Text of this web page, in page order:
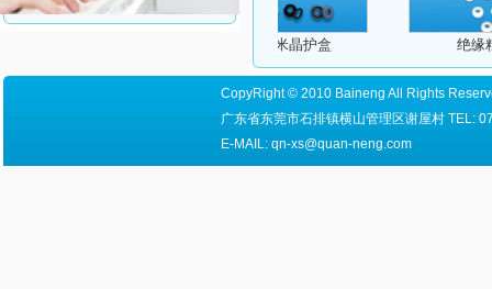
非纳米晶护盒 绝缘粒子
CopyRight © 2010 Baineng All Rights
广东省东莞市石排镇横山管理区谢屋村 TEL:
E-MAIL: qn-xs@quan-neng.com